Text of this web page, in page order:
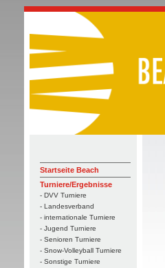
Startseite Beach
Turniere/Ergebnisse
- DVV Turniere
- Landesverband
- internationale Turniere
- Jugend Turniere
- Senioren Turniere
- Snow-Volleyball Turniere
- Sonstige Turniere